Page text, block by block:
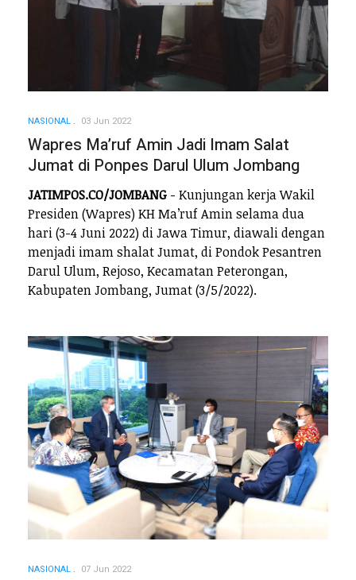
NASIONAL 03 Jun 2022
Wapres Ma’ruf Amin Jadi Imam Salat
Jumat di Ponpes Darul Ulum Jombang
JATIMPOS.CO/JOMBANG - Kunjungan kerja Wakil
Presiden (Wapres) KH Ma’ruf Amin selama dua
hari (3-4 Juni 2022) di Jawa Timur, diawali dengan
menjadi imam shalat Jumat, di Pondok Pesantren
Darul Ulum, Rejoso, Kecamatan Peterongan,
Kabupaten Jombang, Jumat (3/5/2022).
NASIONAL 07 Jun 2022